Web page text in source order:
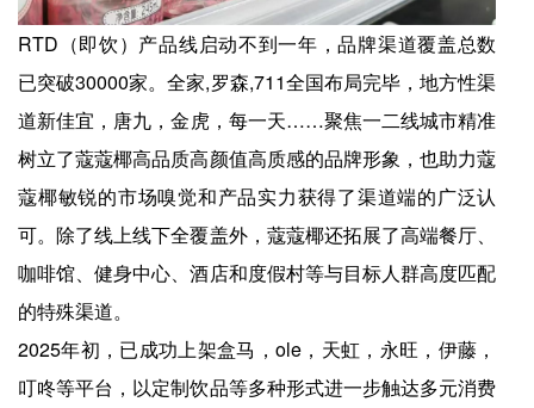
RTD（即饮）产品线启动不到一年，品牌渠道覆盖总数
已突破30000家。全家,罗森,711全国布局完毕，地方性渠
道新佳宜，唐九，金虎，每一天……聚焦一二线城市精准
树立了蔻蔻椰高品质高颜值高质感的品牌形象，也助力蔻
蔻椰敏锐的市场嗅觉和产品实力获得了渠道端的广泛认
可。除了线上线下全覆盖外，蔻蔻椰还拓展了高端餐厅、
咖啡馆、健身中心、酒店和度假村等与目标人群高度匹配
的特殊渠道。
2025年初，已成功上架盒马，ole，天虹，永旺，伊藤，
叮咚等平台，以定制饮品等多种形式进一步触达多元消费